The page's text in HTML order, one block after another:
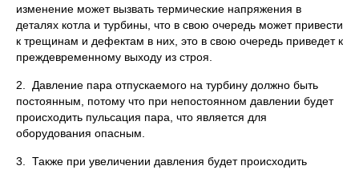
изменение может вызвать термические напряжения в
деталях котла и турбины, что в свою очередь может привести
к трещинам и дефектам в них, это в свою очередь приведет к
преждевременному выходу из строя.
2. Давление пара отпускаемого на турбину должно быть
постоянным, потому что при непостоянном давлении будет
происходить пульсация пара, что является для
оборудования опасным.
3. Также при увеличении давления будет происходить